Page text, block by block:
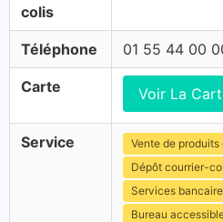
colis
Téléphone 01 55 44 00
Carte Voir La
Service
Vente de
Dépôt courrier-
Services
Bureau